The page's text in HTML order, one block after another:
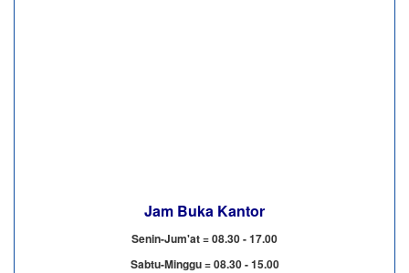
Jam Buka Kantor
Senin-Jum'at = 08.30 - 17.00
Sabtu-Minggu = 08.30 - 15.00